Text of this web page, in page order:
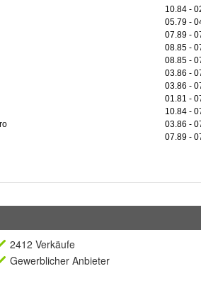
2412 Verkäufe
Gewerblicher Anbieter